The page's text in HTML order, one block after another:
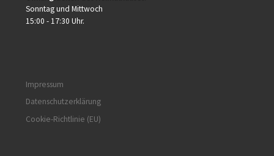
Sonntag und Mittwoch
15:00 - 17:30 Uhr.
Impressum
Datenschutzerklärung
Cookie-Richtlinie (EU)